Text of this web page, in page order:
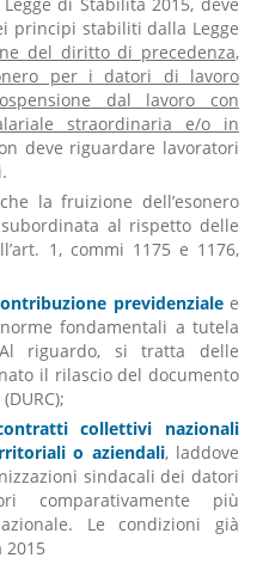
principi stabiliti dalla Legge
del diritto di precedenza,
per i datori di lavoro
dal lavoro con
straordinaria e/o in
deve riguardare lavoratori
la fruizione dell’esonero
al rispetto delle
1, commi 1175 e 1176,
previdenzialee
fondamentali a tutela
riguardo, si tratta delle
il rilascio del documento
collettivi nazionali
o aziendali, laddove
sindacali dei datori
più
Le condizioni già